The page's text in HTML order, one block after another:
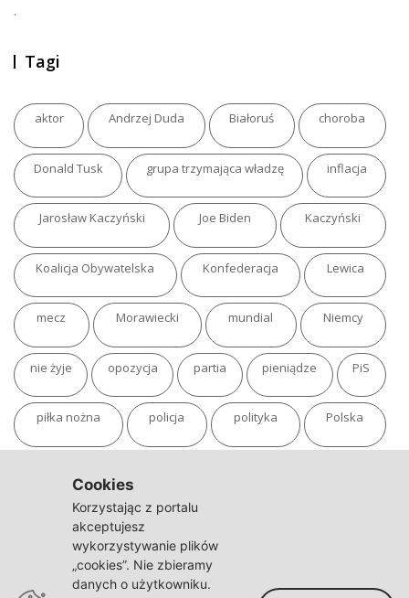
.
Tagi
aktor Andrzej Duda Białoruś choroba
Donald Tusk grupa trzymająca władzę inflacja
Jarosław Kaczyński Joe Biden Kaczyński
Koalicja Obywatelska Konfederacja Lewica
mecz Morawiecki mundial Niemcy
nie żyje opozycja partia pieniądze PiS
piłka nożna policja polityka Polska
sąd TVN
Warszawa wojna
Cookies
Korzystając z portalu
akceptujesz
wykorzystywanie plików
„cookies”. Nie zbieramy
danych o użytkowniku.